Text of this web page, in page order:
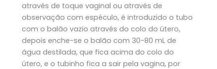
através de toque vaginal ou através de
observação com espéculo, é introduzido o tubo
com o balão vazio através do colo do útero,
depois enche-se o balão com 30-80 mL de
água destilada, que fica acima do colo do
útero, e o tubinho fica a sair pela vagina, por